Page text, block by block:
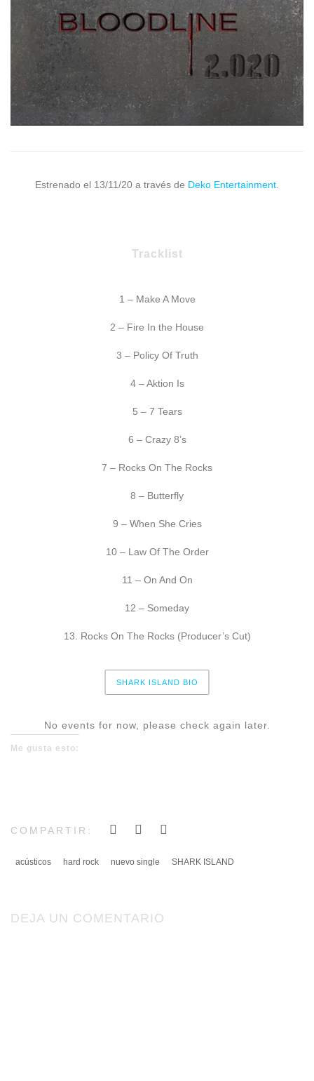
Estrenado el 13/11/20 a través de Deko Entertainment
Tracklist
1 – Make A Move
2 – Fire In the House
3 – Policy Of Truth
4 – Aktion Is
5 – 7 Tears
6 – Crazy 8’s
7 – Rocks On The Rocks
8 – Butterfly
9 – When She Cries
10 – Law Of The Order
11 – On And On
12 – Someday
13. Rocks On The Rocks (Producer’s Cut)
SHARK ISLAND BIO
No events for now, please check again later.
Me gusta esto:
COMPARTIR:
acústicos hard rock nuevo single SHARK ISLAND
DEJA UN COMENTARIO